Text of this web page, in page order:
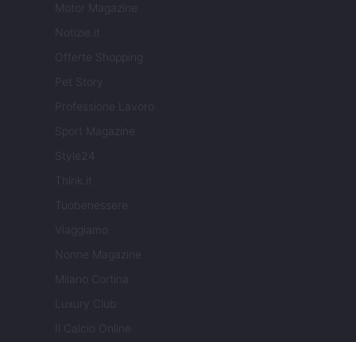
Motor Magazine
Notizie.it
Offerte Shopping
Pet Story
Professione Lavoro
Sport Magazine
Style24
Think.it
Tuobenessere
Viaggiamo
Nonne Magazine
Milano Cortina
Luxury Club
Il Calcio Online